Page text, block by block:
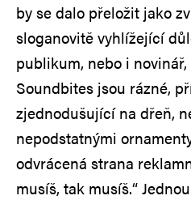
by se dalo přeložit jako
sloganovitě vyhlížející
publikum, nebo i
Soundbites jsou rázné,
zjednodušující na dřeň,
nepodstatnými
odvrácená strana
musíš, tak musíš.“